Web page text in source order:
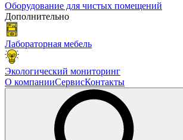
Оборудование для чистых помещений
Дополнительно
Лабораторная мебель
Экологический мониторинг
О компанииСервисКонтакты